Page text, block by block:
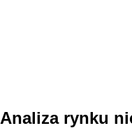
Analiza rynku